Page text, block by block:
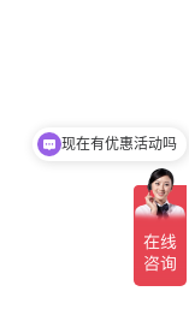
现在有优惠活动吗